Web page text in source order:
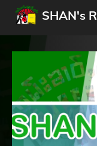
SHAN's